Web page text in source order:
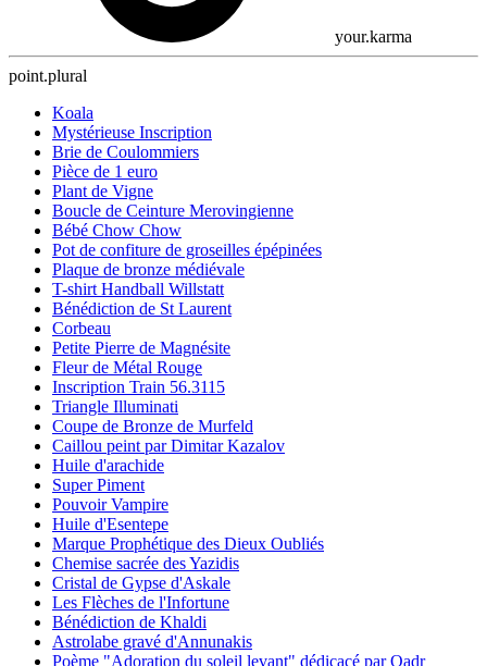
your.karma
point.plural
Koala
Mystérieuse Inscription
Brie de Coulommiers
Pièce de 1 euro
Plant de Vigne
Boucle de Ceinture Merovingienne
Bébé Chow Chow
Pot de confiture de groseilles épépinées
Plaque de bronze médiévale
T-shirt Handball Willstatt
Bénédiction de St Laurent
Corbeau
Petite Pierre de Magnésite
Fleur de Métal Rouge
Inscription Train 56.3115
Triangle Illuminati
Coupe de Bronze de Murfeld
Caillou peint par Dimitar Kazalov
Huile d'arachide
Super Piment
Pouvoir Vampire
Huile d'Esentepe
Marque Prophétique des Dieux Oubliés
Chemise sacrée des Yazidis
Cristal de Gypse d'Askale
Les Flèches de l'Infortune
Bénédiction de Khaldi
Astrolabe gravé d'Annunakis
Poème "Adoration du soleil levant" dédicacé par Qadr